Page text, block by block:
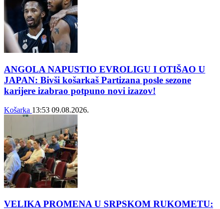
ANGOLA NAPUSTIO EVROLIGU I OTIŠAO U
JAPAN: Bivši košarkaš Partizana posle sezone
karijere izabrao potpuno novi izazov!
Košarka 13:53 09.08.2026.
VELIKA PROMENA U SRPSKOM RUKOMETU: